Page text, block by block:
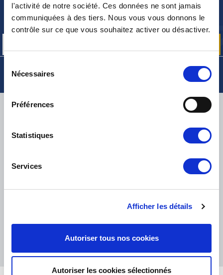
l'activité de notre société. Ces données ne sont jamais
communiquées à des tiers. Nous vous vous donnons le
contrôle sur ce que vous souhaitez activer ou désactiver.
Nécessaires
Préférences
Statistiques
Services
Afficher les détails
Autoriser tous nos cookies
Autoriser les cookies sélectionnés
nos offres promos et actualités produits
TNT, GÉODIS, FRANCE EXPRESS, DPD
THE FEEDBACK
Excellent:4.5/5
(depuis 2018)